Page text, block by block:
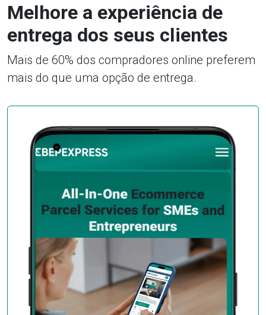
Melhore a experiência de
entrega dos seus clientes
Mais de 60% dos compradores online preferem
mais do que uma opção de entrega.